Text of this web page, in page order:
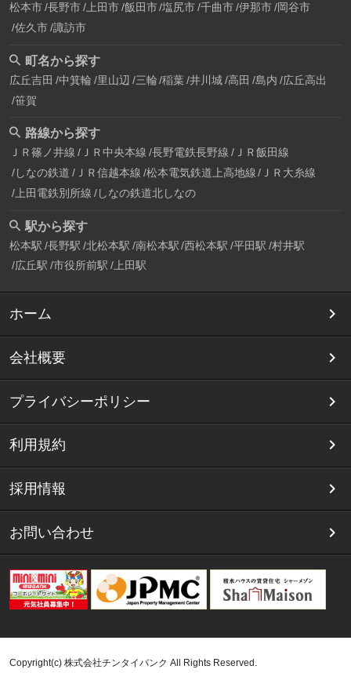
松本市 長野市 上田市 飯田市 塩尻市 千曲市 伊那市 岡谷市
佐久市 諏訪市
町名から探す
広丘吉田 中箕輪 里山辺 三輪 稲葉 井川城 高田 島内 広丘高出
笹賀
路線から探す
ＪＲ篠ノ井線 ＪＲ中央本線 長野電鉄長野線 ＪＲ飯田線
しなの鉄道 ＪＲ信越本線 松本電気鉄道上高地線
ＪＲ大糸線
上田電鉄別所線 しなの鉄道北しなの
駅から探す
松本駅 長野駅 北松本駅 南松本駅 西松本駅 平田駅 村井駅
広丘駅 市役所前駅 上田駅
ホーム
会社概要
プライバシーポリシー
利用規約
採用情報
お問い合わせ
Copyright(c) 株式会社チンタイバンク All Rights Reserved.